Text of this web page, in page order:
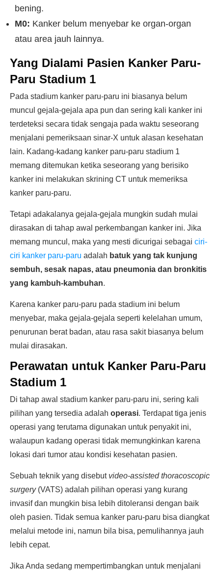
bening.
M0: Kanker belum menyebar ke organ-organ
atau area jauh lainnya.
Yang Dialami Pasien Kanker Paru-
Paru Stadium 1
Pada stadium kanker paru-paru ini biasanya belum
muncul gejala-gejala apa pun dan sering kali kanker ini
terdeteksi secara tidak sengaja pada waktu seseorang
menjalani pemeriksaan sinar-X untuk alasan kesehatan
lain. Kadang-kadang kanker paru-paru stadium 1
memang ditemukan ketika seseorang yang berisiko
kanker ini melakukan skrining CT untuk memeriksa
kanker paru-paru.
Tetapi adakalanya gejala-gejala mungkin sudah mulai
dirasakan di tahap awal perkembangan kanker ini. Jika
memang muncul, maka yang mesti dicurigai sebagai ciri-
ciri kanker paru-paru adalah batuk yang tak kunjung
sembuh, sesak napas, atau pneumonia dan bronkitis
yang kambuh-kambuhan.
Karena kanker paru-paru pada stadium ini belum
menyebar, maka gejala-gejala seperti kelelahan umum,
penurunan berat badan, atau rasa sakit biasanya belum
mulai dirasakan.
Perawatan untuk Kanker Paru-Paru
Stadium 1
Di tahap awal stadium kanker paru-paru ini, sering kali
pilihan yang tersedia adalah operasi. Terdapat tiga jenis
operasi yang terutama digunakan untuk penyakit ini,
walaupun kadang operasi tidak memungkinkan karena
lokasi dari tumor atau kondisi kesehatan pasien.
Sebuah teknik yang disebut video-assisted thoracoscopic
surgery(VATS) adalah pilihan operasi yang kurang
invasif dan mungkin bisa lebih ditoleransi dengan baik
oleh pasien. Tidak semua kanker paru-paru bisa diangkat
melalui metode ini, namun bila bisa, pemulihannya jauh
lebih cepat.
Jika Anda sedang mempertimbangkan untuk menjalani